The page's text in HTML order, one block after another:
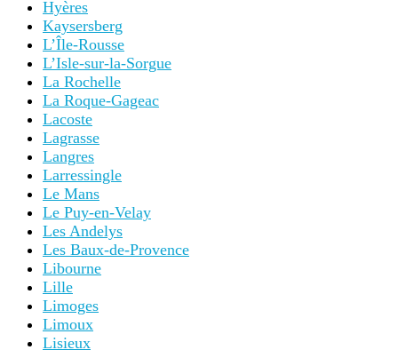
Hyères
Kaysersberg
L’Île-Rousse
L’Isle-sur-la-Sorgue
La Rochelle
La Roque-Gageac
Lacoste
Lagrasse
Langres
Larressingle
Le Mans
Le Puy-en-Velay
Les Andelys
Les Baux-de-Provence
Libourne
Lille
Limoges
Limoux
Lisieux